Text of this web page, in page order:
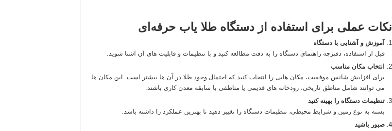
نکات عملی برای استفاده از دستگاه طلا یاب حرفه‌ای
آموزش و آشنایی با دستگاه
قبل از استفاده، دفترچه راهنمای دستگاه را به دقت مطالعه کنید و با تنظیمات و قابلیت‌ های آن آشنا شوید.
انتخاب مکان مناسب
برای افزایش شانس موفقیت، مکان‌ هایی را انتخاب کنید که احتمال وجود طلا در آن‌ ها بیشتر است. این مکان‌ ها
می‌ توانند شامل مناطق تاریخی، رودخانه‌ های قدیمی یا مناطقی با سابقه معدن‌ کاری باشند.
تنظیمات دستگاه را بهینه کنید
بسته به نوع زمین و شرایط محیطی، تنظیمات دستگاه را تغییر دهید تا بهترین عملکرد را داشته باشد.
صبور باشید